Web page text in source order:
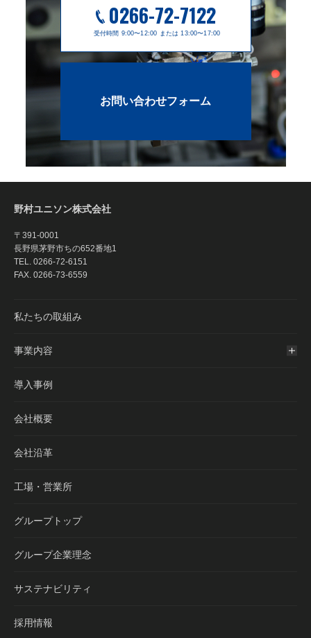
0266-72-7122
受付時間 9:00〜12:00 または 13:00〜17:00
お問い合わせフォーム
野村ユニソン株式会社
〒391-0001
長野県茅野市ちの652番地1
TEL. 0266-72-6151
FAX. 0266-73-6559
私たちの取組み
事業内容
導入事例
会社概要
会社沿革
工場・営業所
グループトップ
グループ企業理念
サステナビリティ
採用情報